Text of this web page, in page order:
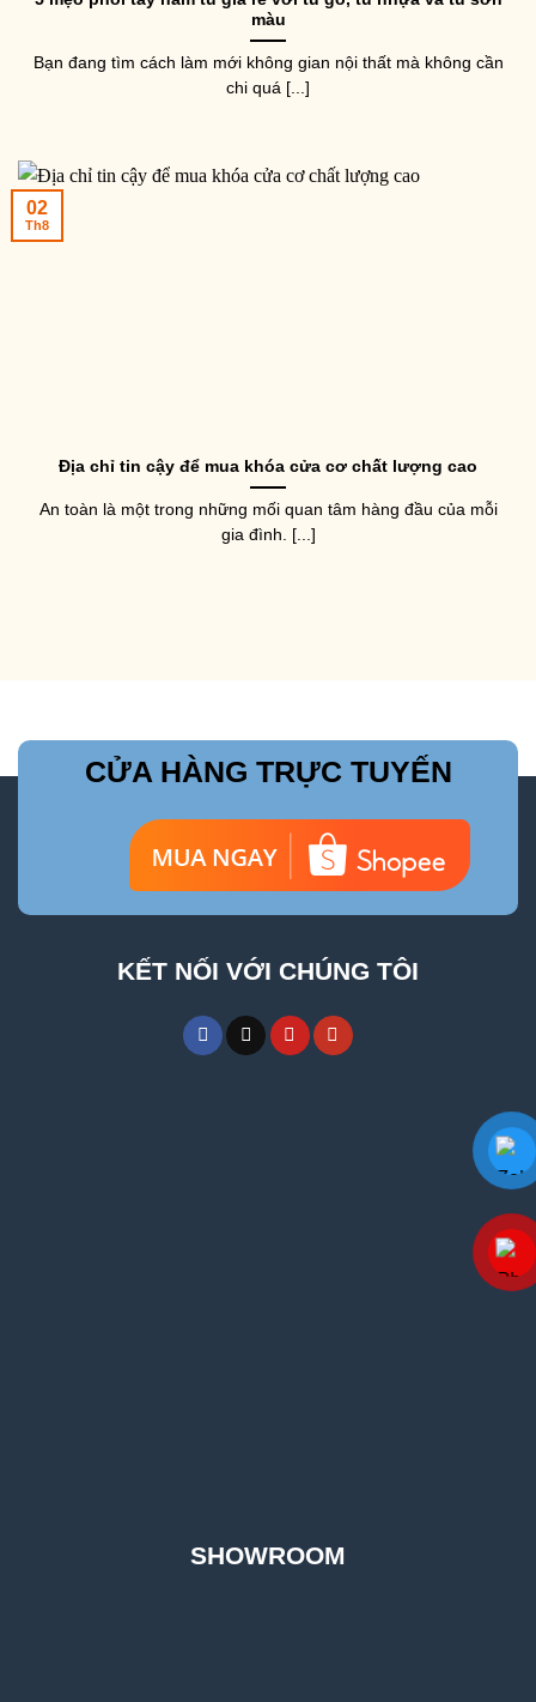
màu
Bạn đang tìm cách làm mới không gian nội thất mà không cần
chi quá [...]
Địa chỉ tin cậy để mua khóa cửa cơ chất lượng cao
An toàn là một trong những mối quan tâm hàng đầu của mỗi
gia đình. [...]
02
Th8
CỬA HÀNG TRỰC TUYẾN
KẾT NỐI VỚI CHÚNG TÔI
SHOWROOM